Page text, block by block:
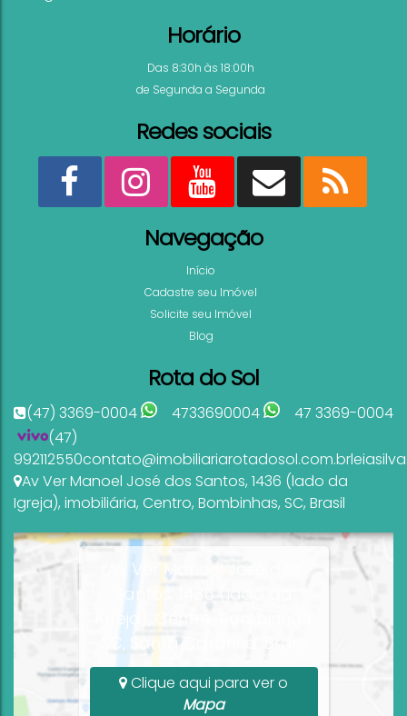
Valor de Venda
Algas Marinhas Apartamento Garden à venda
Ilhas Bombinhas SC
2
Horário
Das 8:30h às 18:00h
de Segunda a Segunda
Redes sociais
Navegação
Início
Cadastre seu Imóvel
Solicite seu Imóvel
Blog
Rota do Sol
(47) 3369-0004 4733690004
47 3369-0004
(47)
992112550contato@imobiliariarotadosol.com.br
Av Ver Manoel José dos Santos, 1436 (lado da
Igreja), imobiliária, Centro, Bombinhas, SC, Brasil
Av Ver Manoel José dos
Santos, 1436 (lado da
Igreja), Centro, Bombinhas,
SC, Santa Catarina, Brasil
Clique aqui para ver o
Mapa